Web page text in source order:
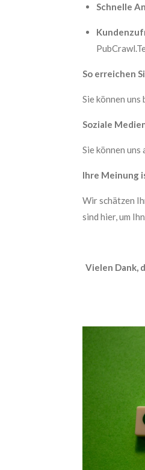
Schnelle
So erreichen
Sie können uns
Soziale
Sie können
Ihre Meinung
Wir schätzen
sind hier, um
Vielen Dank,